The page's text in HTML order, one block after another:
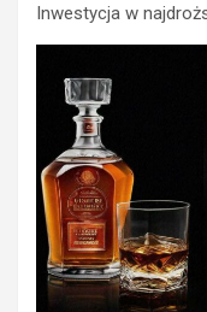
Inwestycja w